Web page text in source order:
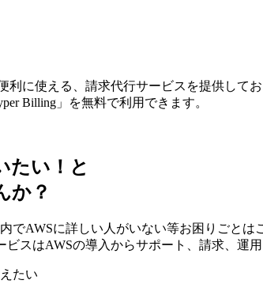
利に使える、請求代行サービスを提供して
Billing」を無料で利用できます。
たい！と
か？
でAWSに詳しい人がいない等お困りごとは
スはAWSの導入からサポート、請求、運